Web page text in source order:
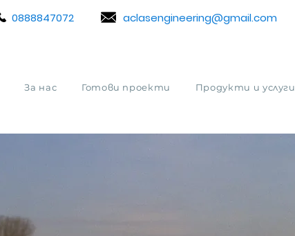
0888847072 aclasengineering@gmail.com
За нас Готови проекти Продукти и услуги